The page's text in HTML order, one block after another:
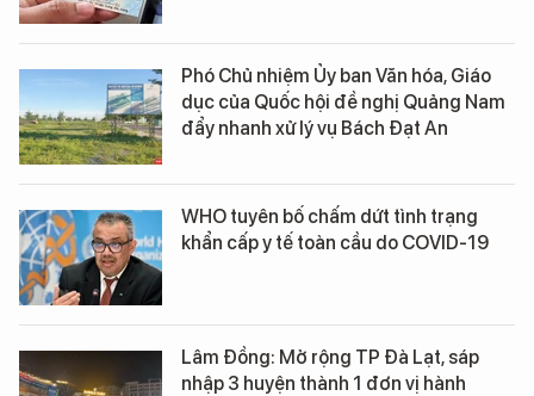
Phó Chủ nhiệm Ủy ban Văn hóa, Giáo
dục của Quốc hội đề nghị Quảng Nam
đẩy nhanh xử lý vụ Bách Đạt An
WHO tuyên bố chấm dứt tình trạng
khẩn cấp y tế toàn cầu do COVID-19
Lâm Đồng: Mở rộng TP Đà Lạt, sáp
nhập 3 huyện thành 1 đơn vị hành